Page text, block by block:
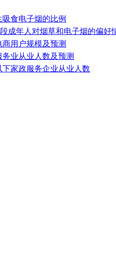
吸食电子烟的比例
成年人对烟草和电子烟的偏好
商用户规模及预测
务业从业人数及预测
下家政服务企业从业人数